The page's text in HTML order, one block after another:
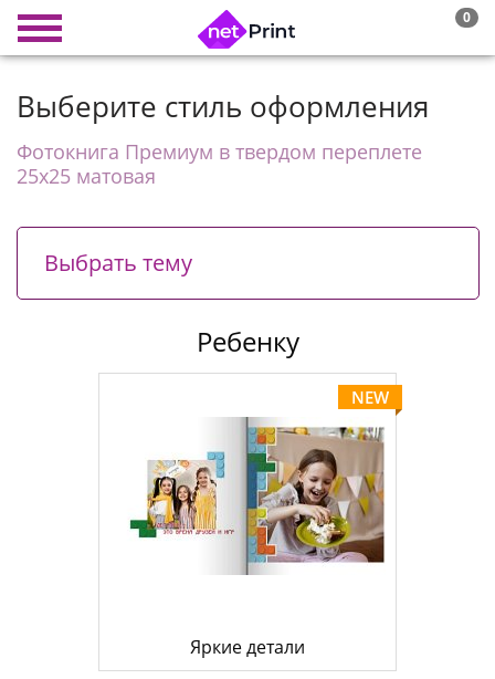
0
Выберите стиль оформления
Фотокнига Премиум в твердом переплете
25х25 матовая
Выбрать тему
Ребенку
Яркие детали
NEW